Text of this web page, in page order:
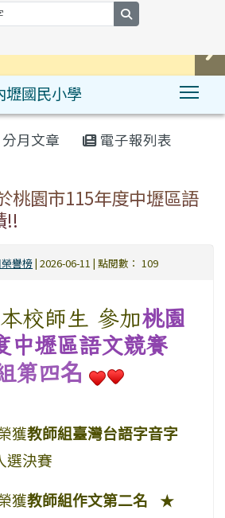
壢國民小學
分月文章 電子報列表
桃園市115年度中壢區語
!!
譽榜| 2026-06-11 | 點閱數： 109
校師生 參加桃園
中壢區語文競賽
第四名
獲教師組臺灣台語字音字
決賽
獲教師組作文第二名 ★